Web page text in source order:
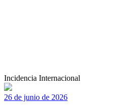
Incidencia Internacional
26 de junio de 2026